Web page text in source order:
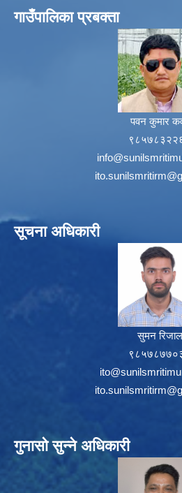
गाउँपालिका प्रबक्ता
पवन कुमार
सूचना अधिकारी
सुमन रिजाल
गुनासो सुन्ने अधिकारी